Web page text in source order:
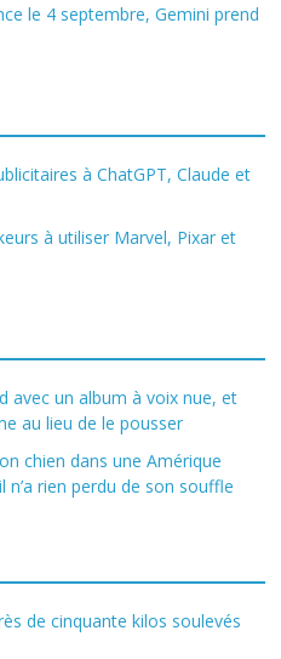
le 4 septembre, Gemini prend
à ChatGPT, Claude et
à utiliser Marvel, Pixar et
avec un album à voix nue, et
au lieu de le pousser
chien dans une Amérique
rien perdu de son souffle
de cinquante kilos soulevés